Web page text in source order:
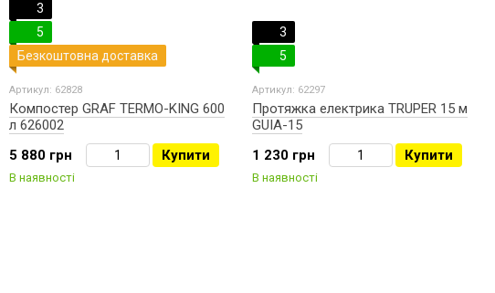
3
5
Безкоштовна доставка
Артикул: 62828
Компостер GRAF TERMO-KING 600
л 626002
5 880 грн
Купити
В наявності
3
5
Артикул: 62297
Протяжка електрика TRUPER 15 м
GUIA-15
1 230 грн
Купити
В наявності